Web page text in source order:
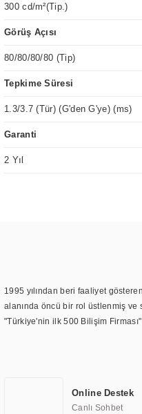
300 cd/m²(Tip.)
Görüş Açısı
80/80/80/80 (Tip)
Tepkime Süresi
1.3/3.7 (Tür) (G'den G'ye) (ms)
Garanti
2 Yıl
1995 yılından beri faaliyet
alanında öncü bir rol üstlenmiş ve
"Türkiye'nin ilk 500 Bilişim
TOCHI markası altında kendi
Online Destek
Canlı Sohbet